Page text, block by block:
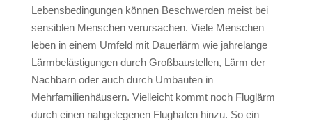
Lebensbedingungen können Beschwerden meist bei
sensiblen Menschen verursachen. Viele Menschen
leben in einem Umfeld mit Dauerlärm wie jahrelange
Lärmbelästigungen durch Großbaustellen, Lärm der
Nachbarn oder auch durch Umbauten in
Mehrfamilienhäusern. Vielleicht kommt noch Fluglärm
durch einen nahgelegenen Flughafen hinzu. So ein